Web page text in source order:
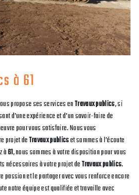
à 61
propose ses services enTravaux publics, si
d’une expérience et d’un savoir-faire de
pour vous satisfaire. Nous vous
projet deTravaux publicset sommes à l’écoute
à61, nous sommes à votre disposition pour vous
nécessaires à votre projet deTravaux publics.
passion et le partager avec vous renforce encore
notre équipe est qualifiée et travaille avec